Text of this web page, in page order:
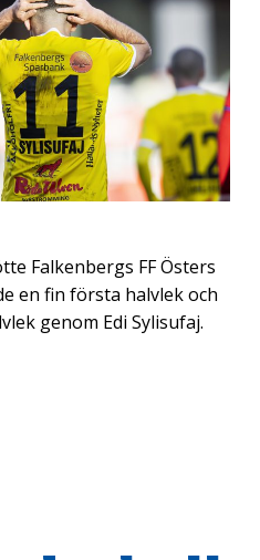
Falkenbergs FF Östers
en fin första halvlek och
genom Edi Sylisufaj.